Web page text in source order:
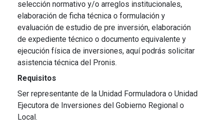
selección normativo y/o arreglos institucionales,
elaboración de ficha técnica o formulación y
evaluación de estudio de pre inversión, elaboración
de expediente técnico o documento equivalente y
ejecución física de inversiones, aquí podrás solicitar
asistencia técnica del Pronis.
Requisitos
Ser representante de la Unidad Formuladora o Unidad
Ejecutora de Inversiones del Gobierno Regional o
Local.